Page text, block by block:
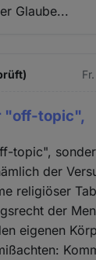
Glaube...
"off-topic",
topic",
der
religiöser
der
eigenen